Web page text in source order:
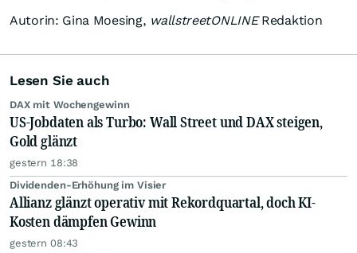
Autorin: Gina Moesing, wallstreetONLINERedaktion
Lesen Sie auch
DAX mit Wochengewinn
US-Jobdaten als Turbo: Wall Street und DAX steigen,
Gold glänzt
gestern 18:38
Dividenden-Erhöhung im Visier
Allianz glänzt operativ mit Rekordquartal, doch KI-
Kosten dämpfen Gewinn
gestern 08:43